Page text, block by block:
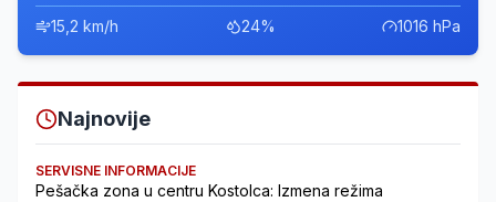
15,2 km/h 24% 1016 hPa
Najnovije
SERVISNE INFORMACIJE
Pešačka zona u centru Kostolca: Izmena režima